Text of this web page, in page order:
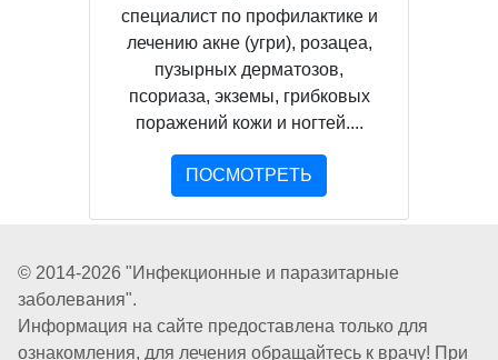
специалист по профилактике и
лечению акне (угри), розацеа,
пузырных дерматозов,
псориаза, экземы, грибковых
поражений кожи и ногтей....
ПОСМОТРЕТЬ
© 2014-2026 "Инфекционные и паразитарные
заболевания".
Информация на сайте предоставлена только для
ознакомления, для лечения обращайтесь к врачу! При